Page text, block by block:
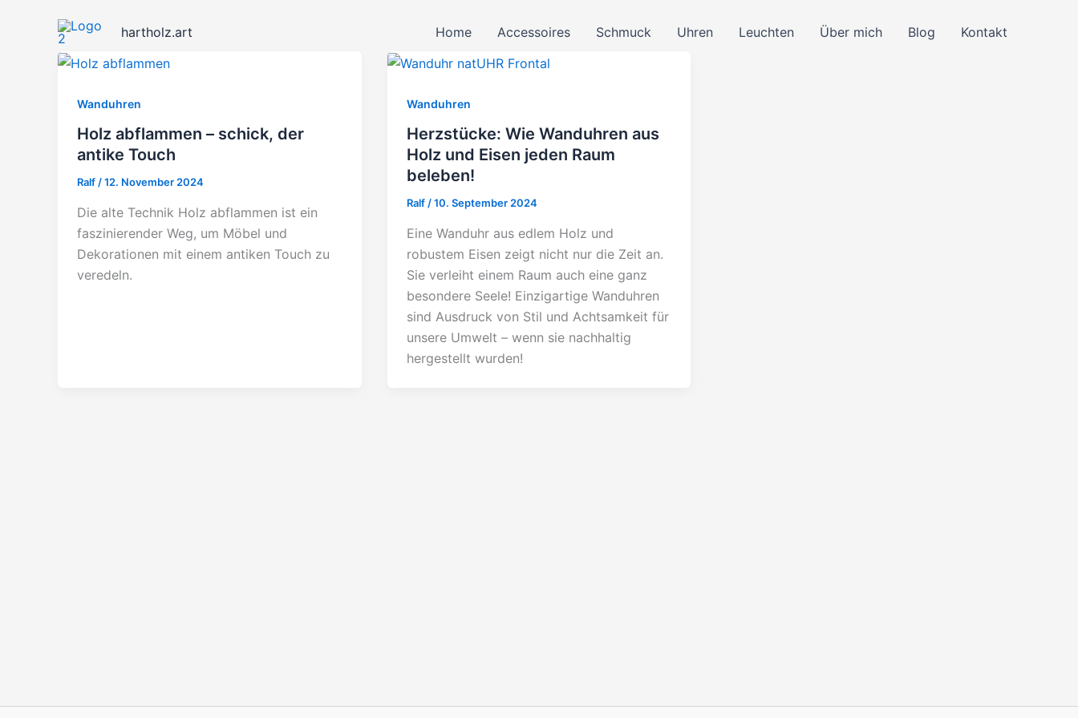
hartholz.art Home Accessoires Schmuck Uhren Leuchten Über mich Blog Kontakt
Wanduhren
Holz abflammen – schick, der
antike Touch
Ralf/12. November 2024
Die alte Technik Holz abflammen ist ein
faszinierender Weg, um Möbel und
Dekorationen mit einem antiken Touch zu
veredeln.
Wanduhren
Herzstücke: Wie Wanduhren aus
Holz und Eisen jeden Raum
beleben!
Ralf/10. September 2024
Eine Wanduhr aus edlem Holz und
robustem Eisen zeigt nicht nur die Zeit an.
Sie verleiht einem Raum auch eine ganz
besondere Seele! Einzigartige Wanduhren
sind Ausdruck von Stil und Achtsamkeit für
unsere Umwelt – wenn sie nachhaltig
hergestellt wurden!